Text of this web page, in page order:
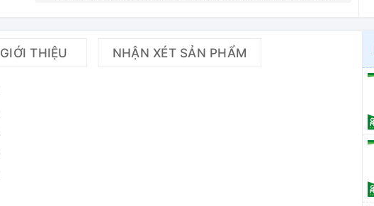
GIỚI THIỆU NHẬN XÉT SẢN PHẨM